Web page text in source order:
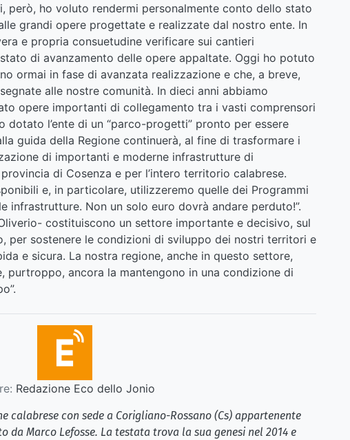
però, ho voluto rendermi personalmente conto dello stato
grandi opere progettate e realizzate dal nostro ente. In
e propria consuetudine verificare sui cantieri
di avanzamento delle opere appaltate. Oggi ho potuto
ormai in fase di avanzata realizzazione e che, a breve,
alle nostre comunità. In dieci anni abbiamo
opere importanti di collegamento tra i vasti comprensori
dotato l’ente di un “parco-progetti” pronto per essere
guida della Regione continuerà, al fine di trasformare i
di importanti e moderne infrastrutture di
di Cosenza e per l’intero territorio calabrese.
e, in particolare, utilizzeremo quelle dei Programmi
infrastrutture. Non un solo euro dovrà andare perduto!”.
costituiscono un settore importante e decisivo, sul
per sostenere le condizioni di sviluppo dei nostri territori e
e sicura. La nostra regione, anche in questo settore,
purtroppo, ancora la mantengono in una condizione di
Redazione Eco dello Jonio
calabrese con sede a Corigliano-Rossano (Cs) appartenente
da Marco Lefosse. La testata trova la sua genesi nel 2014 e